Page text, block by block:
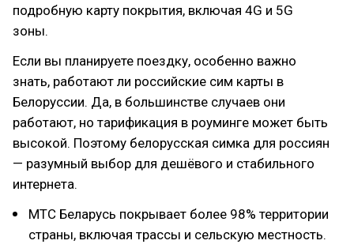
подробную карту покрытия, включая 4G и 5G
зоны.
Если вы планируете поездку, особенно важно
знать, работают ли российские сим карты в
Белоруссии. Да, в большинстве случаев они
работают, но тарификация в роуминге может быть
высокой. Поэтому белорусская симка для россиян
— разумный выбор для дешёвого и стабильного
интернета.
МТС Беларусь покрывает более 98% территории
страны, включая трассы и сельскую местность.